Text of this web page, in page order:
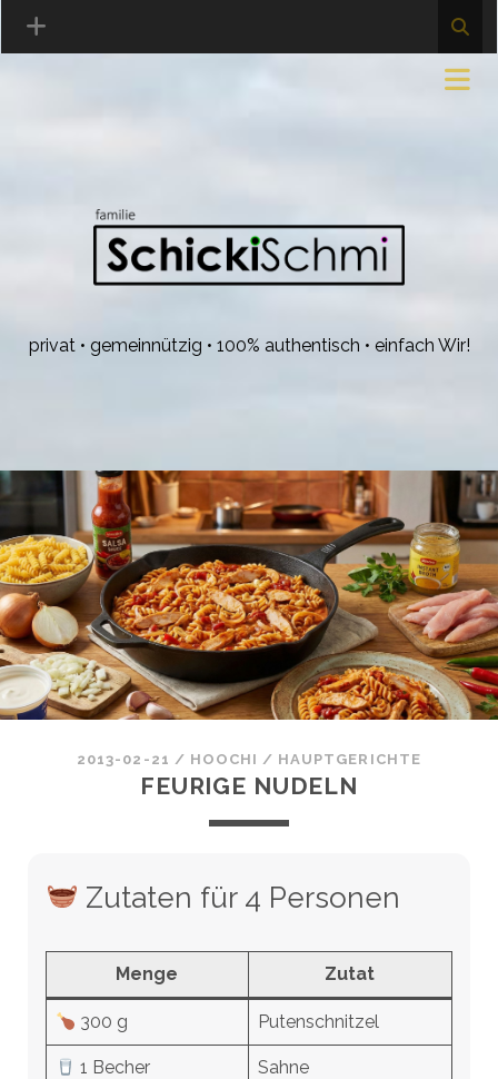
privat • gemeinnützig • 100% authentisch • einfach Wir!
2013-02-21 / HOOCHI / HAUPTGERICHTE
FEURIGE NUDELN
Zutaten für 4 Personen
Menge Zutat
300 g Putenschnitzel
1 Becher Sahne